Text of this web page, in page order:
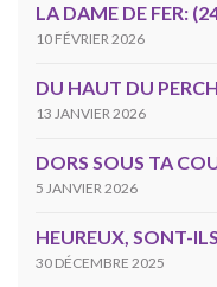
LA DAME DE FER:
10 FÉVRIER 2026
DU HAUT DU
13 JANVIER 2026
DORS SOUS TA
5 JANVIER 2026
HEUREUX, SONT-
30 DÉCEMBRE 2025